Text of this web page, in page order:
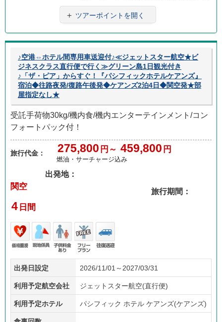
＋ ツアーポイントを開く
♪空港⇔ホテル間専用車送迎付♪≪ジェットスター航空★ビ
ジネスクラス直行便で行く≫グリーン島1日観光付き
♪「ザ・ピア」からすぐ！『パシフィックホテルケアンズ』
宿泊◆往路夜発/復路午後発◆ケアンズ2泊4日◆関空発★部
屋指定なし★
受託手荷物30kg/機内食/機内エンターテインメント/コン
フォートパック付！
旅行代金： 275,800 円～ 459,800 円
燃油・サーチャージ込み
出発地：
関空
旅行期間：
4 日間
価格
重視
現地
係員
子供
あり
フリ
ープ
ラン
往復
送迎
出発日設定 2026/11/01～2027/03/31
利用予定航空会社 ジェットスター航空(直行便)
利用予定ホテル パシフィック ホテル ケアンズ(ケアンズ)